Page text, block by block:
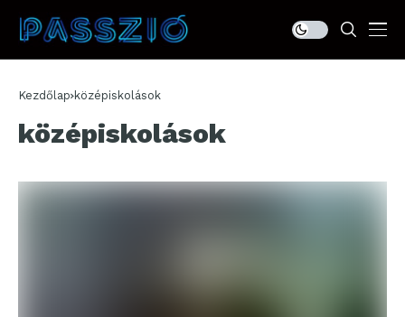
Kezdőlap középiskolások
középiskolások